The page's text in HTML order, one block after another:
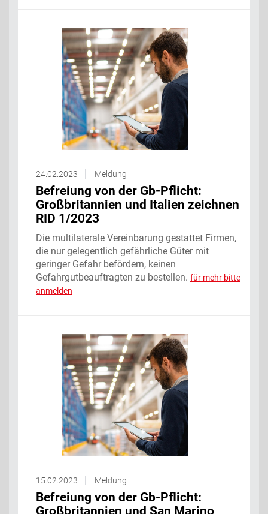
24.02.2023 Meldung
Befreiung von der Gb-Pflicht:
Großbritannien und Italien zeichnen
RID 1/2023
Die multilaterale Vereinbarung gestattet Firmen,
die nur gelegentlich gefährliche Güter mit
geringer Gefahr befördern, keinen
Gefahrgutbeauftragten zu bestellen. für mehr bitte
anmelden
15.02.2023 Meldung
Befreiung von der Gb-Pflicht:
Großbritannien und San Marino